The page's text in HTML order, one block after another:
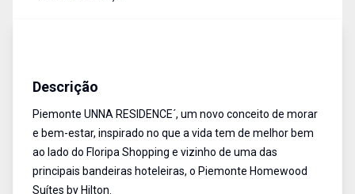
Descrição
Piemonte UNNA RESIDENCE´, um novo conceito de morar
e bem-estar, inspirado no que a vida tem de melhor bem
ao lado do Floripa Shopping e vizinho de uma das
principais bandeiras hoteleiras, o Piemonte Homewood
Suítes by Hilton.